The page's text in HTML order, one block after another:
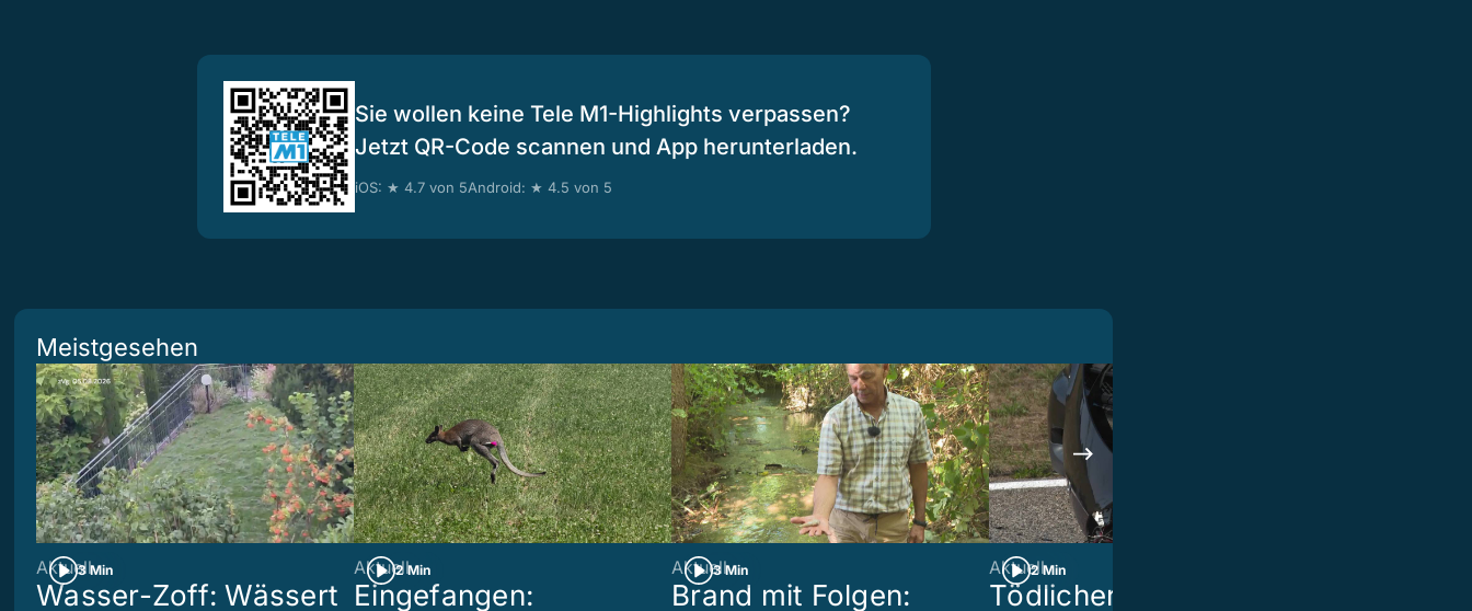
Sie wollen keine Tele M1-Highlights verpassen?
Jetzt QR-Code scannen und App herunterladen.
iOS: ★ 4.7 von 5Android: ★ 4.5 von 5
Meistgesehen
3 Min
Aktuell
Wasser-Zoff: Wässert
2 Min
Aktuell
Eingefangen:
3 Min
Aktuell
Brand mit Folgen:
2 Min
Aktuell
Tödlicher Unfall: